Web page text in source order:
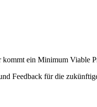
kommt ein Minimum Viable
Feedback für die